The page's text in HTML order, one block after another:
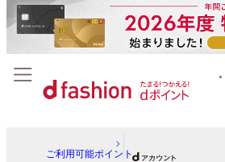
ご利用可能ポイント